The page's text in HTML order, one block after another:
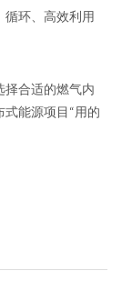
循环、高效利用
择合适的燃气内
能源项目“用的